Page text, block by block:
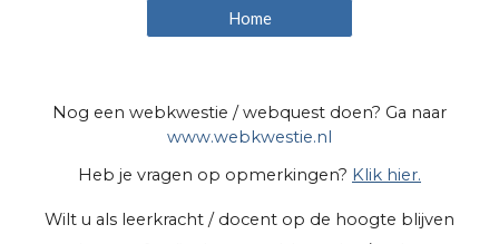
Home
Nog een webkwestie / webquest doen? Ga naar
www.webkwestie.nl
Heb je vragen op opmerkingen? Klik hier.
Wilt u als leerkracht / docent op de hoogte blijven